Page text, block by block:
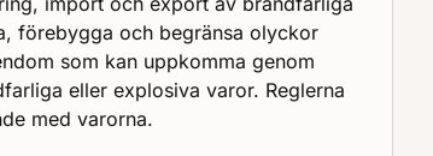
förebygga och begränsa olyckor
som kan uppkomma genom
eller explosiva varor. Reglerna
med varorna.